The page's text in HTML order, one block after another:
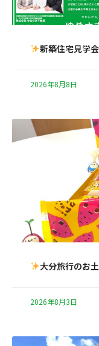
新築住宅見学
2026年8月8日
大分旅行のお
2026年8月3日